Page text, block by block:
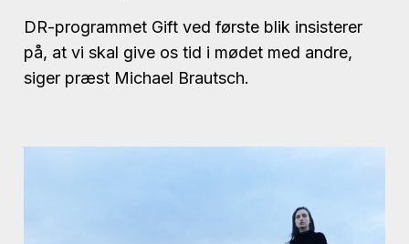
DR-programmet Gift ved første blik insisterer
på, at vi skal give os tid i mødet med andre,
siger præst Michael Brautsch.